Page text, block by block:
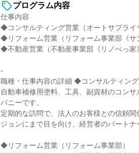
プログラム内容
仕事内容
◆コンサルティング営業（オートサプライ
◆リフォーム営業（リフォーム事業部《サ
◆不動産営業（不動産事業部《リノべっ家
-
職種・仕事内容の詳細 ◆コンサルティング
自動車補修用塗料、工具、副資材のコン
パニーです。
定期的な訪問で、法人のお客様との信頼
ジョンにまで目を向け、経営者のパート
◆リフォーム営業（リフォーム事業部）